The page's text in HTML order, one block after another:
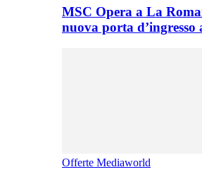
MSC Opera a La
nuova porta
Offerte Mediaworld